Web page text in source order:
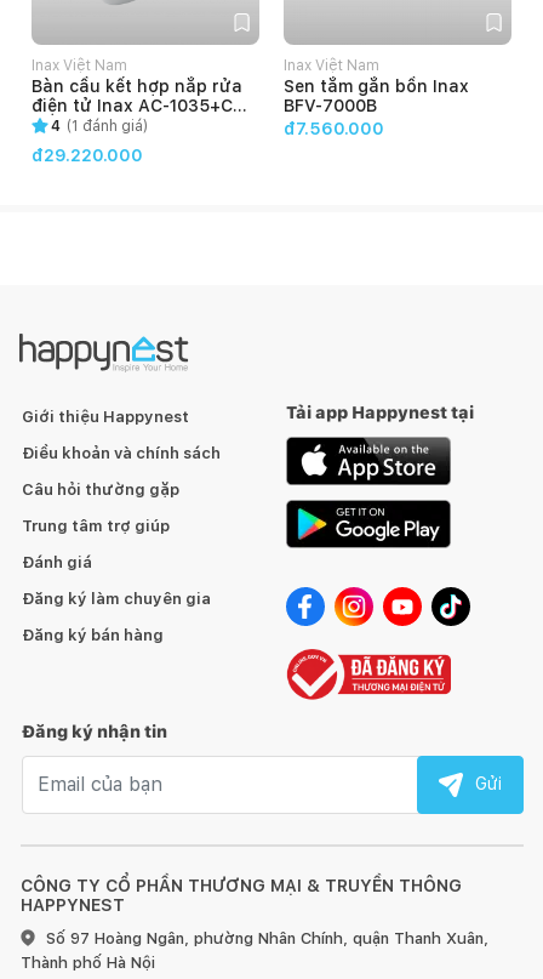
Inax Việt Nam
Bàn cầu kết hợp nắp rửa
điện tử Inax AC-1035+CW-
KB22AVN
4 (1 đánh giá)
đ29.220.000
Inax Việt Nam
Sen tắm gắn bồn Inax
BFV-7000B
đ7.560.000
CÔNG TY CỔ PHẦN THƯƠNG MẠI & TRUYỀN THÔNG
HAPPYNEST
Số 97 Hoàng Ngân, phường Nhân Chính, quận Thanh Xuân,
Thành phố Hà Nội
Giới thiệu Happynest
Điều khoản và chính sách
Câu hỏi thường gặp
Trung tâm trợ giúp
Đánh giá
Đăng ký làm chuyên gia
Đăng ký bán hàng
Tải app Happynest tại
Đăng ký nhận tin
Gửi